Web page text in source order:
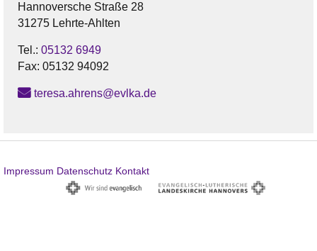
Hannoversche Straße 28
31275 Lehrte-Ahlten
Tel.: 05132 6949
Fax: 05132 94092
teresa.ahrens@evlka.de
Impressum Datenschutz Kontakt